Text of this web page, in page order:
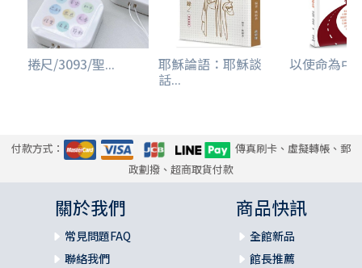
捲尺/3093/聖... 耶穌論語：耶穌談
話...
以使命為中
付款方式：
傳真刷卡、虛擬轉帳、郵
政劃撥、超商取貨付款
關於我們
常見問題FAQ
聯絡我們
商品快訊
全館新品
館長推薦